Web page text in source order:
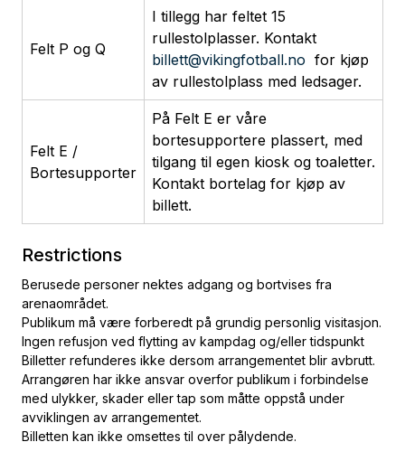
Felt P og Q
I tillegg har feltet 15
rullestolplasser. Kontakt
billett@vikingfotball.no for kjøp
av rullestolplass med ledsager.
Felt E /
Bortesupporter
På Felt E er våre
bortesupportere plassert, med
tilgang til egen kiosk og toaletter.
Kontakt bortelag for kjøp av
billett.
Restrictions
Berusede personer nektes adgang og bortvises fra
arenaområdet.
Publikum må være forberedt på grundig personlig visitasjon.
Ingen refusjon ved flytting av kampdag og/eller tidspunkt
Billetter refunderes ikke dersom arrangementet blir avbrutt.
Arrangøren har ikke ansvar overfor publikum i forbindelse
med ulykker, skader eller tap som måtte oppstå under
avviklingen av arrangementet.
Billetten kan ikke omsettes til over pålydende.